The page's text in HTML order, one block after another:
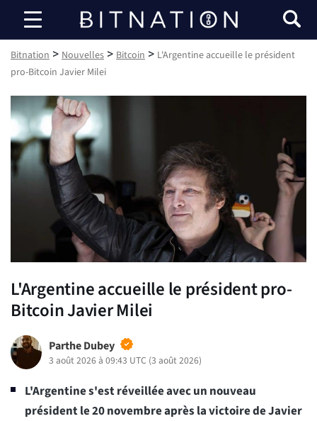
Bitnation
Bitnation > Nouvelles > Bitcoin > L'Argentine accueille le président
pro-Bitcoin Javier Milei
L'Argentine accueille le président pro-
Bitcoin Javier Milei
Parthe Dubey
3 août 2026 à 09:43 UTC (3 août 2026)
L'Argentine s'est réveillée avec un nouveau
président le 20 novembre après la victoire de Javier